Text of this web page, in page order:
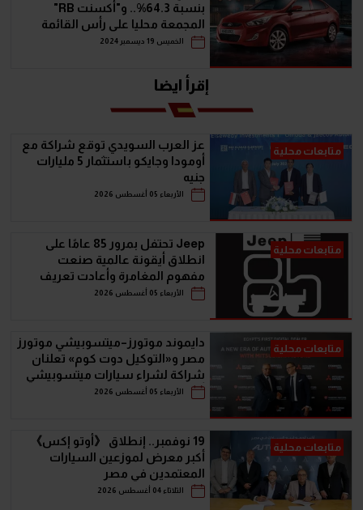
بنسبة 64.3%.. و"أكسنت RB"
المجمعة محليا على رأس القائمة
الخميس 19 ديسمبر 2024
إقرأ ايضا
متابعات محلية
عز العرب السويدي توقع شراكة مع
أومودا وجايكو باستثمار 5 مليارات
جنيه
الأربعاء 05 أغسطس 2026
متابعات محلية
Jeep تحتفل بمرور 85 عامًا على
انطلاق أيقونة عالمية صنعت
مفهوم المغامرة وأعادت تعريف
سيارات الـ SUV
الأربعاء 05 أغسطس 2026
متابعات محلية
دايموند موتورز–ميتسوبيشي موتورز
مصر و«التوكيل دوت كوم» تعلنان
شراكة لشراء سيارات ميتسوبيشي
أونلاين
الأربعاء 05 أغسطس 2026
متابعات محلية
19 نوفمبر.. إنطلاق 《أوتو إكس》
أكبر معرض لموزعين السيارات
المعتمدين في مصر
الثلاثاء 04 أغسطس 2026